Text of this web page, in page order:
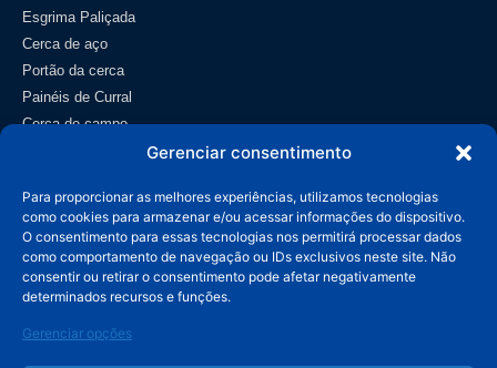
Gerenciar consentimento
Para proporcionar as melhores experiências, utilizamos tecnologias
como cookies para armazenar e/ou acessar informações do dispositivo.
O consentimento para essas tecnologias nos permitirá processar dados
como comportamento de navegação ou IDs exclusivos neste site. Não
consentir ou retirar o consentimento pode afetar negativamente
determinados recursos e funções.
Gerenciar opções
Esgrima Paliçada
Cerca de aço
Portão da cerca
Painéis de Curral
Cerca de campo
Contato
info@wiremeshmfg.com
+86-180-3192-9999